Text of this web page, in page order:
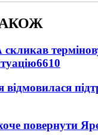
6610
відмовилася
повернути